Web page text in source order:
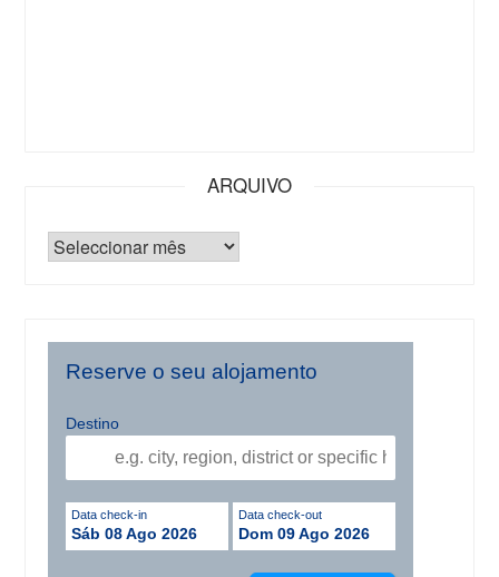
ARQUIVO
Reserve o seu alojamento
Destino
Data check-in
Sáb 08 Ago 2026
Data check-out
Dom 09 Ago 2026